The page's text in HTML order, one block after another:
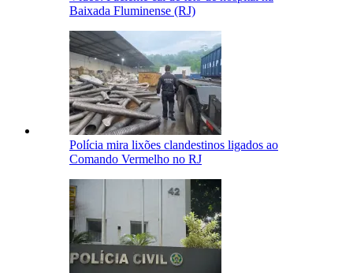
Baixada Fluminense (RJ)
Polícia mira lixões clandestinos ligados ao
Comando Vermelho no RJ